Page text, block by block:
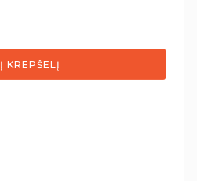
Į KREPŠELĮ